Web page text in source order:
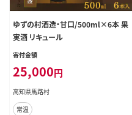
ゆずの村酒造・甘口/500ml×6本 果
実酒 リキュール
寄付金額
25,000円
高知県馬路村
常温